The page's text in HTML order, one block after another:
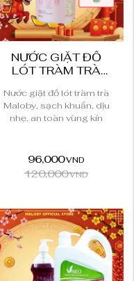
NƯỚC GIẶT ĐỒ
LÓT TRÀM TRÀ
Nước giặt đồ lót tràm trà
Maloby, sạch khuẩn, dịu
nhẹ, an toàn vùng kín
96,000VND
120,000VND